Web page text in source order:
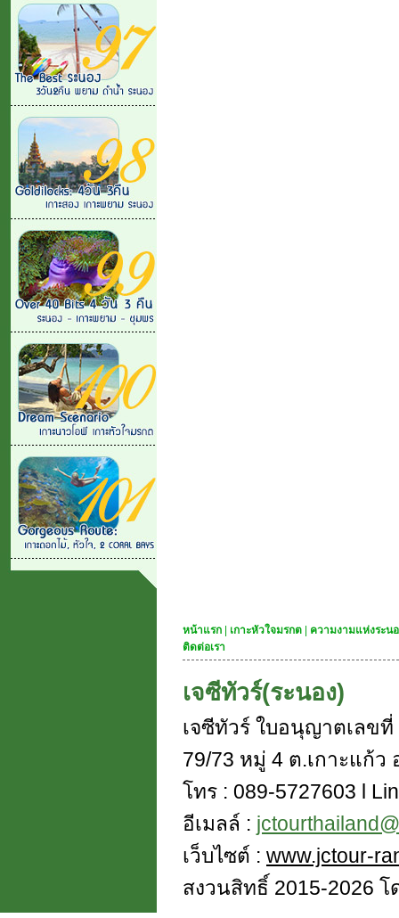
หน้าแรก เกาะหัวใจมรกต
ความงามแห่งระน
ติดต่อเรา
เจซีทัวร์(ระนอง)
เจซีทัวร์ ใบอนุญาตเลขที่
79/73 หมู่ 4 ต.เกาะแก้ว
โทร : 089-5727603 l
อีเมลล์ :
เว็บไซต์ : www.jctour-
สงวนสิทธิ์ 2015-2026 โ